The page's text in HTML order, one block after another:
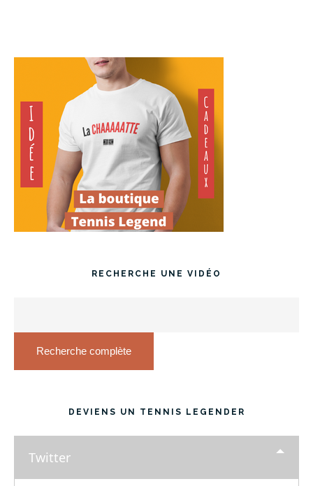
RECHERCHE UNE VIDÉO
Recherche complète
DEVIENS UN TENNIS LEGENDER
Twitter